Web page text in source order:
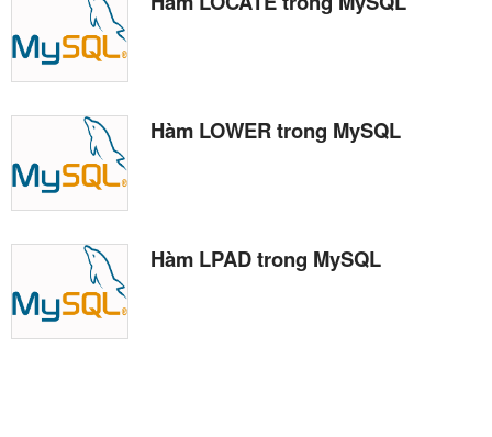
Hàm LOWER trong MySQL
Hàm LPAD trong MySQL